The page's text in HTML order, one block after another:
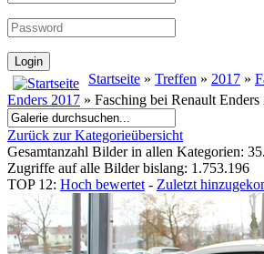
Startseite » Treffen » 2017 »
Enders 2017 » Fasching bei Renault Enders
Zurück zur Kategorieübersicht
Gesamtanzahl Bilder in allen Kategorien:
Zugriffe auf alle Bilder bislang: 1.753.196
TOP 12: Hoch bewertet - Zuletzt